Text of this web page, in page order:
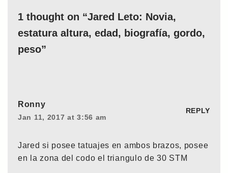
1 thought on “Jared Leto: Novia,
estatura altura, edad, biografía, gordo,
peso”
Ronny
Jan 11, 2017 at 3:56 am
REPLY
Jared si posee tatuajes en ambos brazos, posee
en la zona del codo el triangulo de 30 STM